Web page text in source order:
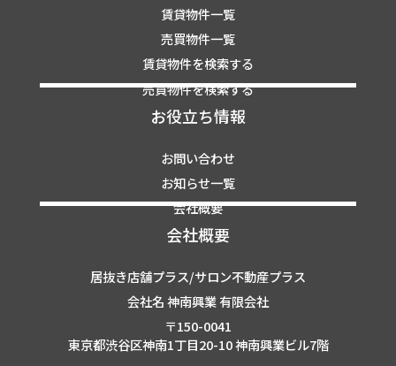
賃貸物件一覧
売買物件一覧
賃貸物件を検索する
売買物件を検索する
お役立ち情報
お問い合わせ
お知らせ一覧
会社概要
会社概要
居抜き店舗プラス/サロン不動産プラス
会社名 神南興業 有限会社
〒150-0041
東京都渋谷区神南1丁目20-10 神南興業ビル7階